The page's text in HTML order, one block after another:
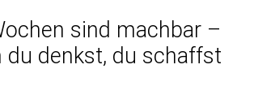
sind machbar –
du denkst, du schaffst